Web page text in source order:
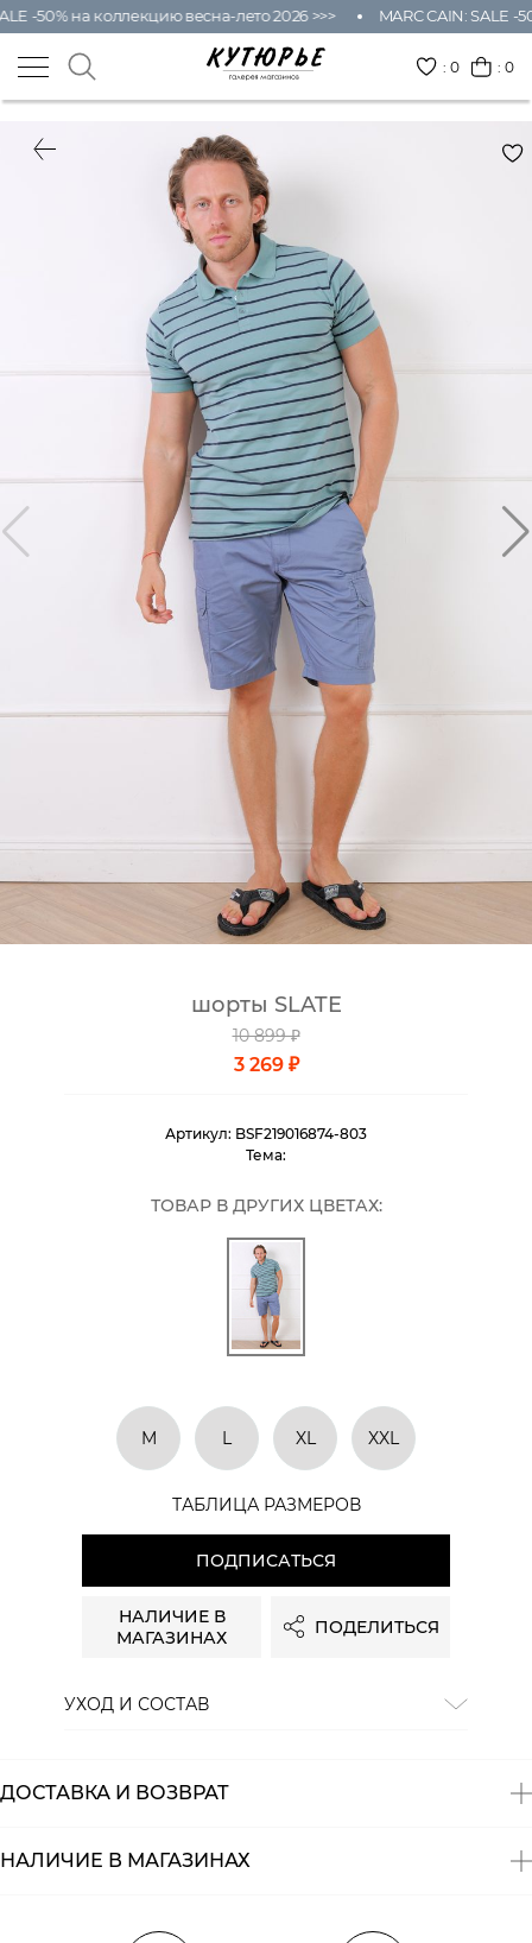
-50% на коллекцию весна-лето 2026 >>> MARC CAIN: SALE -
:0 : 0
шорты SLATE
10 899 ₽
3 269 ₽
Артикул: BSF219016874-803
Тема:
ТОВАР В ДРУГИХ ЦВЕТАХ:
M L XL XXL
ТАБЛИЦА РАЗМЕРОВ
ПОДПИСАТЬСЯ
НАЛИЧИЕ В
МАГАЗИНАХ
ПОДЕЛИТЬСЯ
УХОД И СОСТАВ
ДОСТАВКА И ВОЗВРАТ
НАЛИЧИЕ В МАГАЗИНАХ